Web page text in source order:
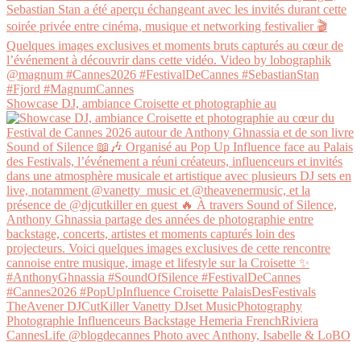
Showcase DJ, ambiance Croisette et photographie au